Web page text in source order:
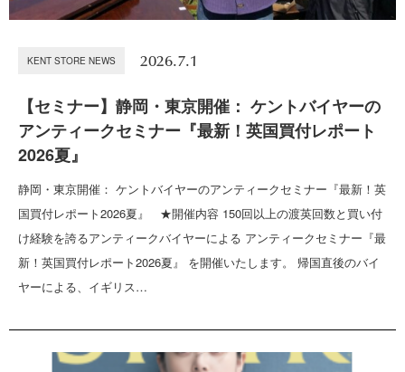
KENT STORE NEWS 2026.7.1
【セミナー】静岡・東京開催： ケントバイヤーの
アンティークセミナー『最新！英国買付レポート
2026夏』
静岡・東京開催： ケントバイヤーのアンティークセミナー『最新！英
国買付レポート2026夏』 ★開催内容 150回以上の渡英回数と買い付
け経験を誇るアンティークバイヤーによる アンティークセミナー『最
新！英国買付レポート2026夏』 を開催いたします。 帰国直後のバイ
ヤーによる、イギリス…